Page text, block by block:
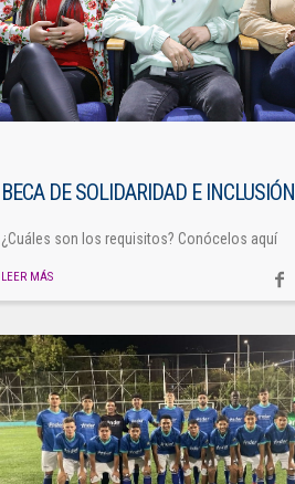
BECA DE SOLIDARIDAD E INCLUSIÓN
¿Cuáles son los requisitos? Conócelos aquí
LEER MÁS